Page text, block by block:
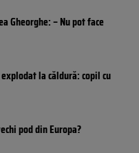
Gheorghe: – Nu pot face
la căldură: copil cu
pod din Europa?